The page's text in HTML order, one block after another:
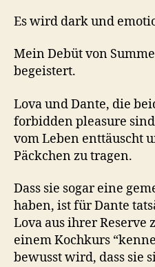
Es wird dark und
Mein Debüt von
begeistert.
Lova und Dante, die
forbidden pleasure
vom Leben enttäuscht
Päckchen zu tragen.
Dass sie sogar eine
haben, ist für Dante
Lova aus ihrer Reserve
einem Kochkurs
bewusst wird, dass sie